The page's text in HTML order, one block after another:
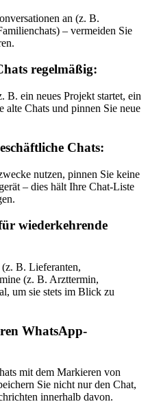
an (z. B.
– vermeiden Sie
regelmäßig:
B. ein neues Projekt startet, ein
alte Chats und pinnen Sie neue
Chats:
nutzen, pinnen Sie keine
– dies hält Ihre Chat-Liste
wiederkehrende
B. Lieferanten,
(z. B. Arzttermin,
um sie stets im Blick zu
WhatsApp-
mit dem Markieren von
Sie nicht nur den Chat,
innerhalb davon.